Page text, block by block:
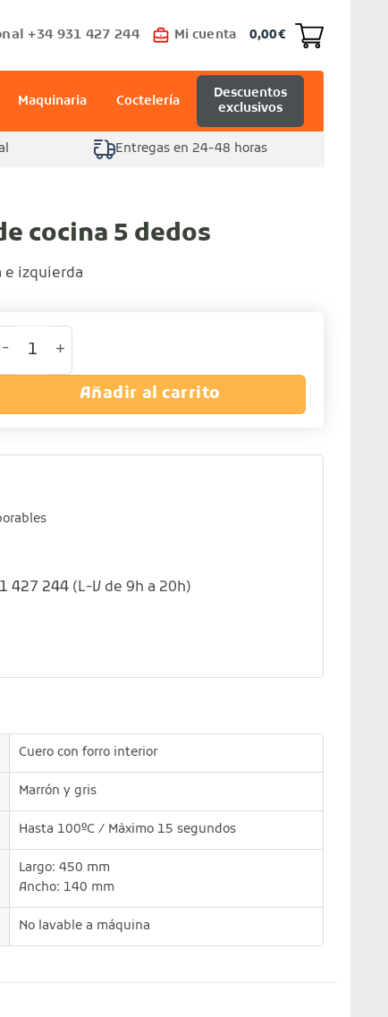
+34 931 427 244 Mi cuenta 0,00€
Maquinaria Coctelería
Descuentos
exclusivos
Entregas en 24-48 horas
cocina 5 dedos
e izquierda
de guantes de cocina 5 dedos cantidad
Añadir al carrito
427 244 (L-V de 9h a 20h)
Cuero con forro interior
Marrón y gris
Hasta 100ºC / Màximo 15 segundos
Largo: 450 mm
Ancho: 140 mm
No lavable a máquina